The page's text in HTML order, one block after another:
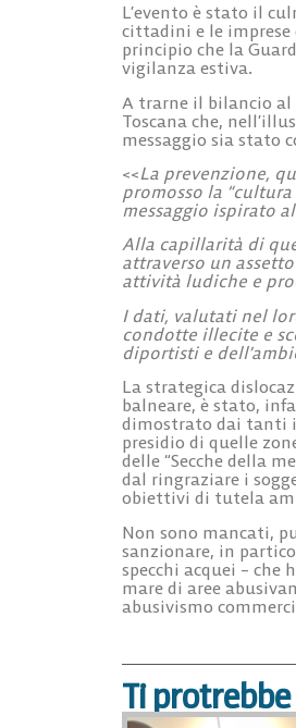
L’evento è stato il
cittadini e le imprese
principio che la
vigilanza estiva.
A trarne il bilancio al
Toscana che,
messaggio sia stato
<<La prevenzione,
promosso la
messaggio ispirato
Alla capillarità di
attraverso un
attività ludiche e
I dati, valutati nel
condotte illecite e
diportisti e
La strategica
balneare, è stato,
dimostrato dai tanti
presidio di quelle
delle “Secche della
dal ringraziare i
obiettivi di tutela
Non sono mancati,
sanzionare, in
specchi acquei –
mare di aree
abusivismo
Ti